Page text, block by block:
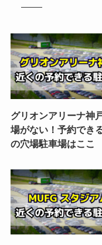
グリオンアリーナ神
場がない！予約でき
の穴場駐車場はここ